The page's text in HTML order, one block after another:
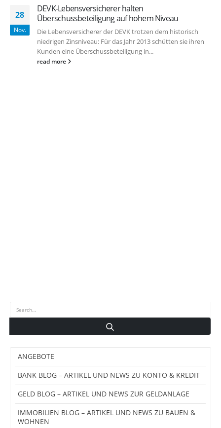
28
Nov.
DEVK-Lebensversicherer halten
Überschussbeteiligung auf hohem Niveau
Die Lebensversicherer der DEVK trotzen dem historisch
niedrigen Zinsniveau: Für das Jahr 2013 schütten sie ihren
Kunden eine Überschussbeteiligung in...
read more
ANGEBOTE
BANK BLOG – ARTIKEL UND NEWS ZU KONTO & KREDIT
GELD BLOG – ARTIKEL UND NEWS ZUR GELDANLAGE
IMMOBILIEN BLOG – ARTIKEL UND NEWS ZU BAUEN &
WOHNEN